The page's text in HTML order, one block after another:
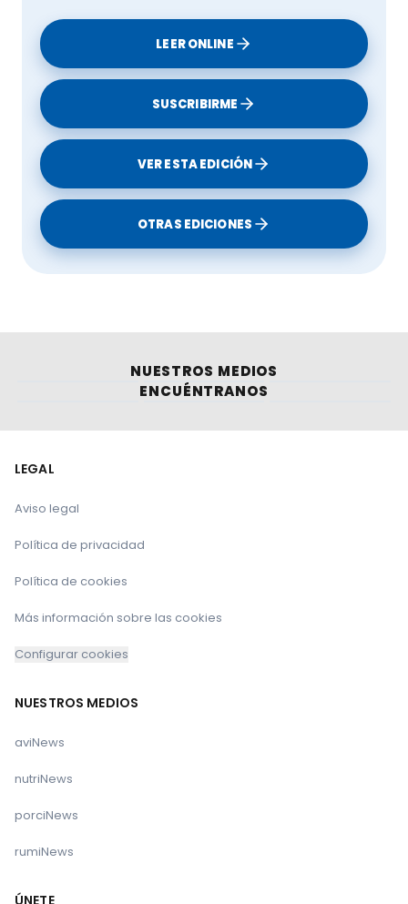
LEER ONLINE
SUSCRIBIRME
VER ESTA EDICIÓN
OTRAS EDICIONES
NUESTROS MEDIOS
ENCUÉNTRANOS
LEGAL
Aviso legal
Política de privacidad
Política de cookies
Más información sobre las cookies
Configurar cookies
NUESTROS MEDIOS
aviNews
nutriNews
porciNews
rumiNews
ÚNETE